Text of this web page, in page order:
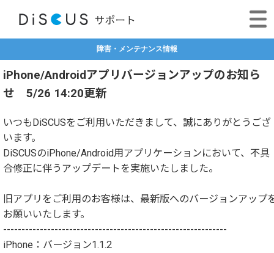
障害・メンテナンス情報
iPhone/Androidアプリバージョンアップのお知ら
せ 5/26 14:20更新
いつもDiSCUSをご利用いただきまして、誠にありがとうござ
います。
DiSCUSのiPhone/Android用アプリケーションにおいて、不具
合修正に伴うアップデートを実施いたしました。
旧アプリをご利用のお客様は、最新版へのバージョンアップ
お願いいたします。
-------------------------------------------------------------
iPhone：バージョン1.1.2